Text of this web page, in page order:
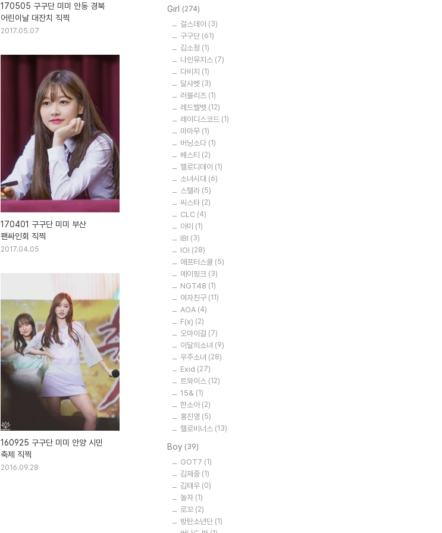
170505 구구단 미미 안동 경북
어린이날 대잔치 직찍
2017.05.07
170401 구구단 미미 부산
팬싸인회 직찍
2017.04.05
160925 구구단 미미 안양 시민
축제 직찍
2016.09.28
Girl (274)
걸스데이 (3)
구구단 (61)
김소정 (1)
나인뮤지스 (7)
다비치 (1)
달샤벳 (3)
러블리즈 (1)
레드벨벳 (12)
레이디스코드 (1)
마마무 (1)
버닝소다 (1)
베스티 (2)
멜로디데이 (1)
소녀시대 (6)
스텔라 (5)
씨스타 (2)
CLC (4)
아미 (1)
IBI (3)
IOI (28)
애프터스쿨 (5)
에이핑크 (3)
NGT48 (1)
여자친구 (11)
AOA (4)
F(x) (2)
오마이걸 (7)
이달의소녀 (9)
우주소녀 (28)
Exid (27)
트와이스 (12)
15& (1)
한소아 (2)
홍진영 (5)
헬로비너스 (13)
Boy (39)
GOT7 (1)
김재중 (1)
김태우 (0)
놀자 (1)
로꼬 (2)
방탄소년단 (1)